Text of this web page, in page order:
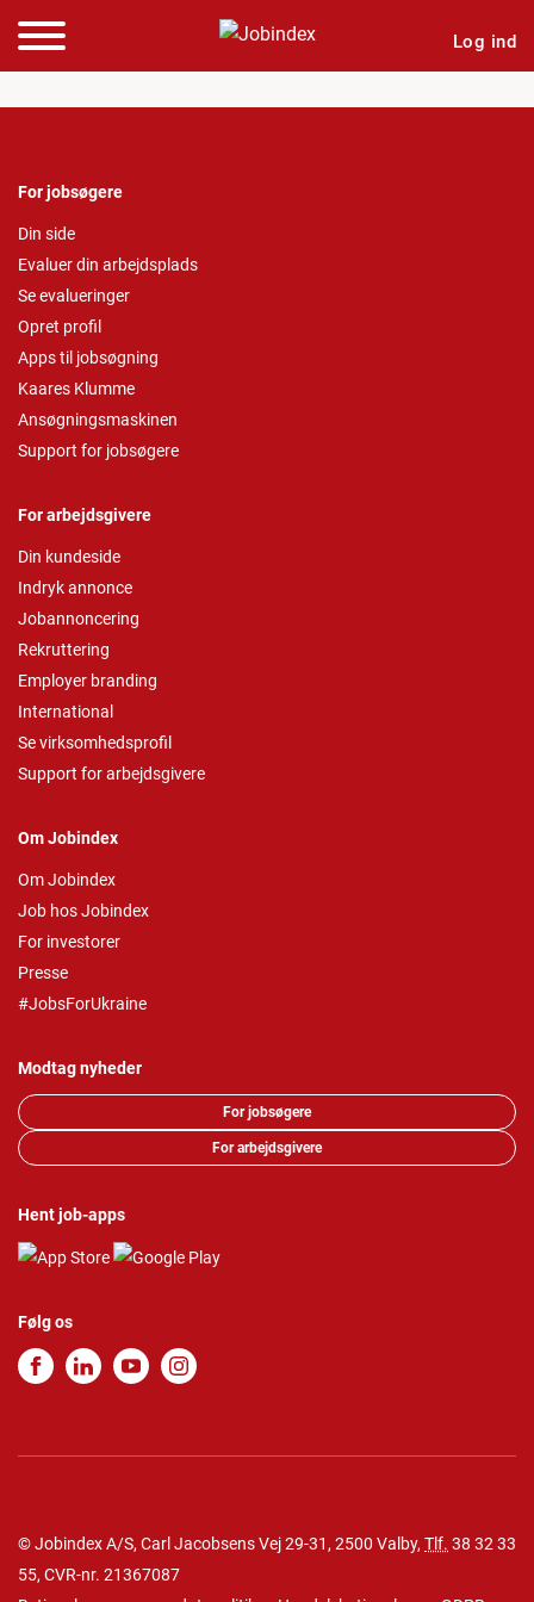
Log ind
For jobsøgere
Din side
Evaluer din arbejdsplads
Se evalueringer
Opret profil
Apps til jobsøgning
Kaares Klumme
Ansøgningsmaskinen
Support for jobsøgere
For arbejdsgivere
Din kundeside
Indryk annonce
Jobannoncering
Rekruttering
Employer branding
International
Se virksomhedsprofil
Support for arbejdsgivere
Om Jobindex
Om Jobindex
Job hos Jobindex
For investorer
Presse
#JobsForUkraine
Modtag nyheder
For jobsøgere
For arbejdsgivere
Hent job-apps
Følg os
© Jobindex A/S, Carl Jacobsens Vej 29-31, 2500 Valby, Tlf. 38 32 33
55, CVR-nr. 21367087